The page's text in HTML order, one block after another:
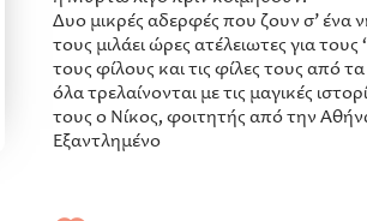
Δυο μικρές αδερφές που ζουν σ’ ένα
τους μιλάει ώρες ατέλειωτες για
τους φίλους και τις φίλες τους από
όλα τρελαίνονται με τις μαγικές
τους ο Νίκος, φοιτητής από την
Εξαντλημένο